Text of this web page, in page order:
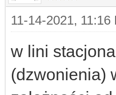
11-14-2021, 11:16
w lini
(dzwonienia)